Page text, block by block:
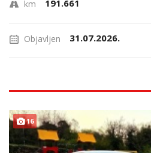
km 191.661
Objavljen 31.07.2026.
16